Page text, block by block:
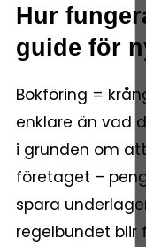
Hur
guide för
Bokföring =
enklare än vad
i grunden om
företaget –
spara
regelbundet blir